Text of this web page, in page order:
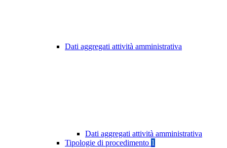
Dati aggregati attività amministrativa
Dati aggregati attività amministrativa
Tipologie di procedimento 1